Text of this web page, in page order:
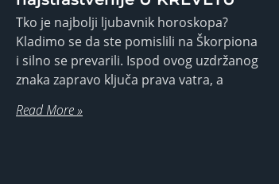
Tko je najbolji ljubavnik horoskopa?
Kladimo se da ste pomislili na Škorpiona
i silno se prevarili. Ispod ovog uzdržanog
znaka zapravo ključa prava vatra, a
Read More »